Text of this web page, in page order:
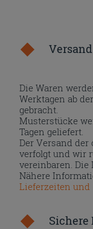
Versand
Die Waren
Werktagen ab
gebracht.
Musterstücke
Tagen geliefert.
Der Versand
verfolgt und wir
vereinbaren.
Nähere
Lieferzeiten und
Sichere